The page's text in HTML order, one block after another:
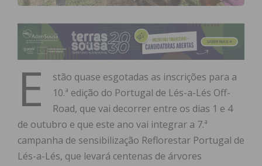
E
stão quase esgotadas as inscrições para a
10.ª edição do Portugal de Lés-a-Lés Off-
Road, que vai decorrer entre os dias 1 e 4
de outubro e que este ano vai integrar a 7.ª
campanha de sensibilização Reflorestar Portugal de
Lés-a-Lés, que levará centenas de árvores